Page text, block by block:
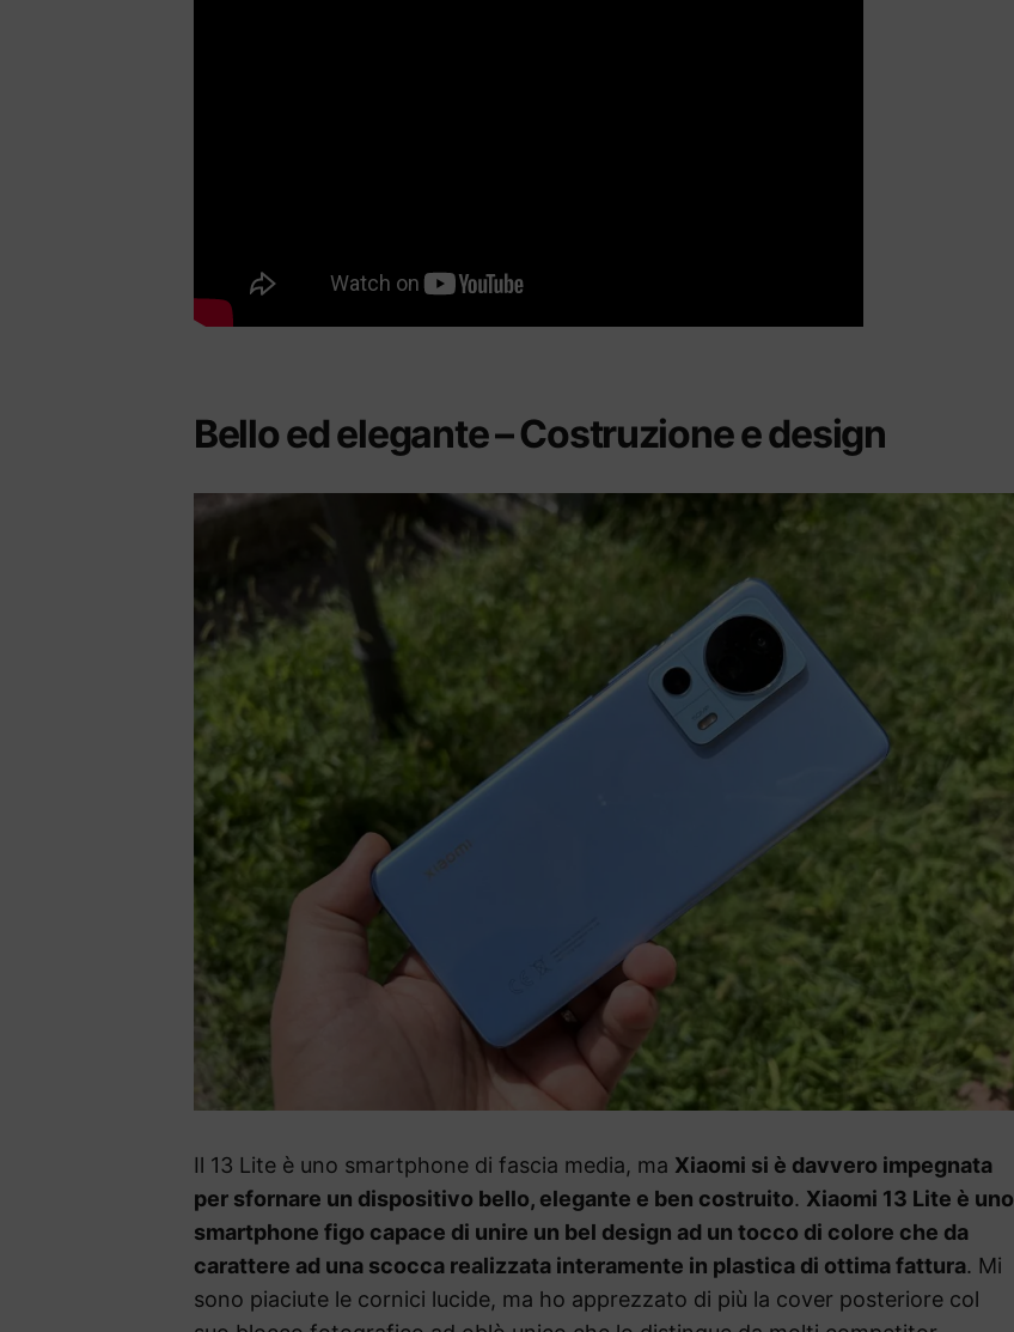
Bello ed elegante – Costruzione e design
Il 13 Lite è uno smartphone di fascia media, ma Xiaomi si è davvero impegnata
per sfornare un dispositivo bello, elegante e ben costruito. Xiaomi 13 Lite è uno
smartphone figo capace di unire un bel design ad un tocco di colore che da
carattere ad una scocca realizzata interamente in plastica di ottima fattura. Mi
sono piaciute le cornici lucide, ma ho apprezzato di più la cover posteriore col